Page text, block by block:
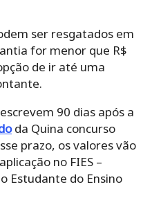
ser resgatados em
for menor que R$
de ir até uma
90 dias após a
da Quina concurso
prazo, os valores vão
no FIES –
Estudante do Ensino